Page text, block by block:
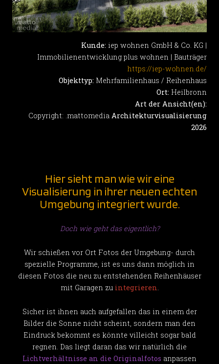
Kunde: iep wohnen GmbH & Co. KG |
Immobilienentwicklung plus wohnen | Bauträger
https://iep-wohnen.de/
Objekttyp: Mehrfamilienhaus / Reihenhaus
Ort: Heilbronn
Art der Ansicht(en):
Copyright: .mattomedia Architekturvisualisierung
2026
Hier sieht man wie wir eine
Visualisierung in ihrer neuen echten
Umgebung integriert wurde.
Doch wie geht das eigentlich?
Wir schießen vor Ort Fotos der Umgebung- durch
spezielle Programme, ist es uns dann möglich in
diesen Fotos die neu zu entstehenden Reihenhäuser
mit Garagen zu integrieren.
Sicher ist ihnen auch aufgefallen das in einem der
Bilder die Sonne nicht scheint, sondern man den
Eindruck bekommt es könnte villeicht sogar bald
regnen. Das liegt daran das wir natürlich die
Lichtverhältnisse an die Originalfotos anpassen